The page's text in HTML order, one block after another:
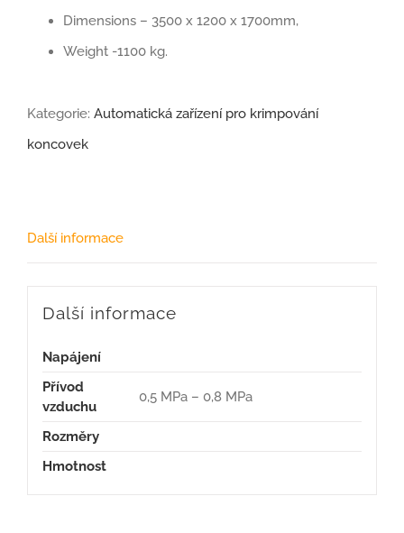
Dimensions – 3500 x 1200 x 1700mm,
Weight -1100 kg.
Kategorie: Automatická zařízení pro krimpování
koncovek
Další informace
Další informace
Napájení
Přívod
vzduchu
0,5 MPa – 0,8 MPa
Rozměry
Hmotnost